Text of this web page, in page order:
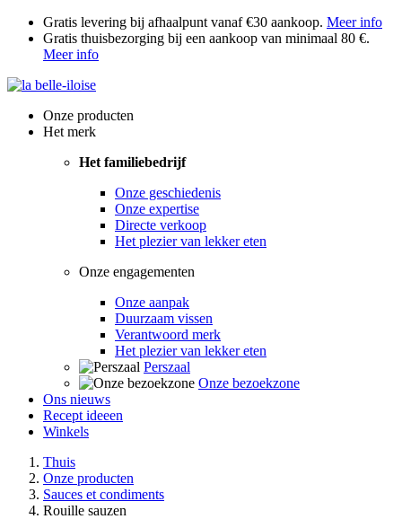
Gratis levering bij afhaalpunt vanaf €30 aankoop. Meer info
Gratis thuisbezorging bij een aankoop van minimaal 80 €.
Meer info
Onze producten
Het merk
Het familiebedrijf
Onze geschiedenis
Onze expertise
Directe verkoop
Het plezier van lekker eten
Onze engagementen
Onze aanpak
Duurzaam vissen
Verantwoord merk
Het plezier van lekker eten
Perszaal
Onze bezoekzone
Ons nieuws
Recept ideeen
Winkels
Thuis
Onze producten
Sauces et condiments
Rouille sauzen